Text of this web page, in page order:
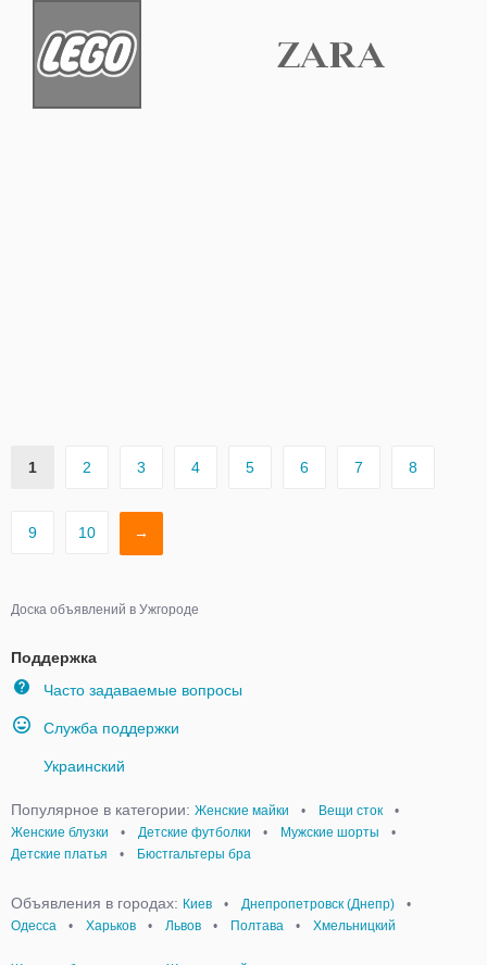
1 2 3 4 5 6 7 8
9 10 →
Доска объявлений в Ужгороде
Поддержка
Часто задаваемые вопросы
Служба поддержки
Украинский
Популярное в категории: Женские майки • Вещи сток
•
Женские блузки
• Детские футболки • Мужские шорты
•
Детские платья
• Бюстгальтеры бра
Объявления в городах: Киев • Днепропетровск (Днепр)
•
Одесса
• Харьков • Львов • Полтава • Хмельницкий